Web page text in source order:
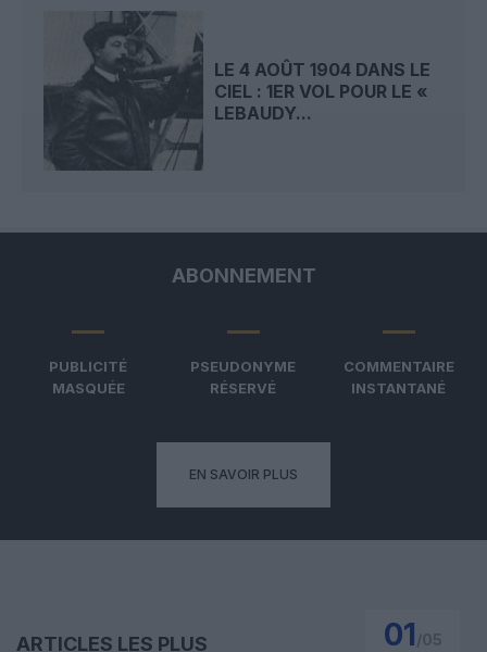
LE 4 AOÛT 1904 DANS LE
CIEL : 1ER VOL POUR LE «
LEBAUDY...
ABONNEMENT
PUBLICITÉ
MASQUÉE
PSEUDONYME
RÉSERVÉ
COMMENTAIRE
INSTANTANÉ
EN SAVOIR PLUS
ARTICLES LES PLUS
01